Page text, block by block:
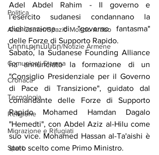
Politica
Arab Corner/Spazio Mondo Arabo
Նորություններ/Notizie Armene
Comunicati Stampa
Cronaca
Tecnologia
Religione
Migrazione e Rifugiati
Sport
Adel Abdel Rahim - Il governo e
l'esercito sudanesi condannano la
dichiarazione di "governo fantasma"
delle Forze di Supporto Rapido.
Sabato, la Sudanese Founding Alliance
ha annunciato la formazione di un
"Consiglio Presidenziale per il Governo
di Pace di Transizione", guidato dal
comandante delle Forze di Supporto
Rapido Mohamed Hamdan Dagalo
"Hemedti", con Abdel Aziz al-Hilu come
suo vice. Mohamed Hassan al-Ta'aishi è
stato scelto come Primo Ministro.